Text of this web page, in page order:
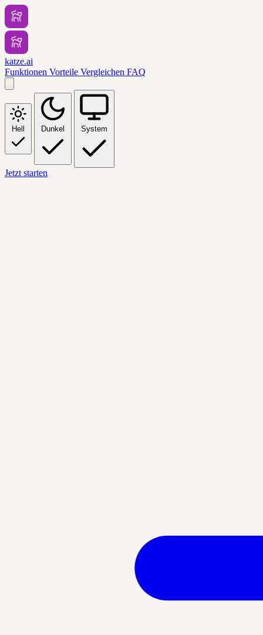
katze.ai
Funktionen Vorteile Vergleichen FAQ
Hell Dunkel System
Jetzt starten